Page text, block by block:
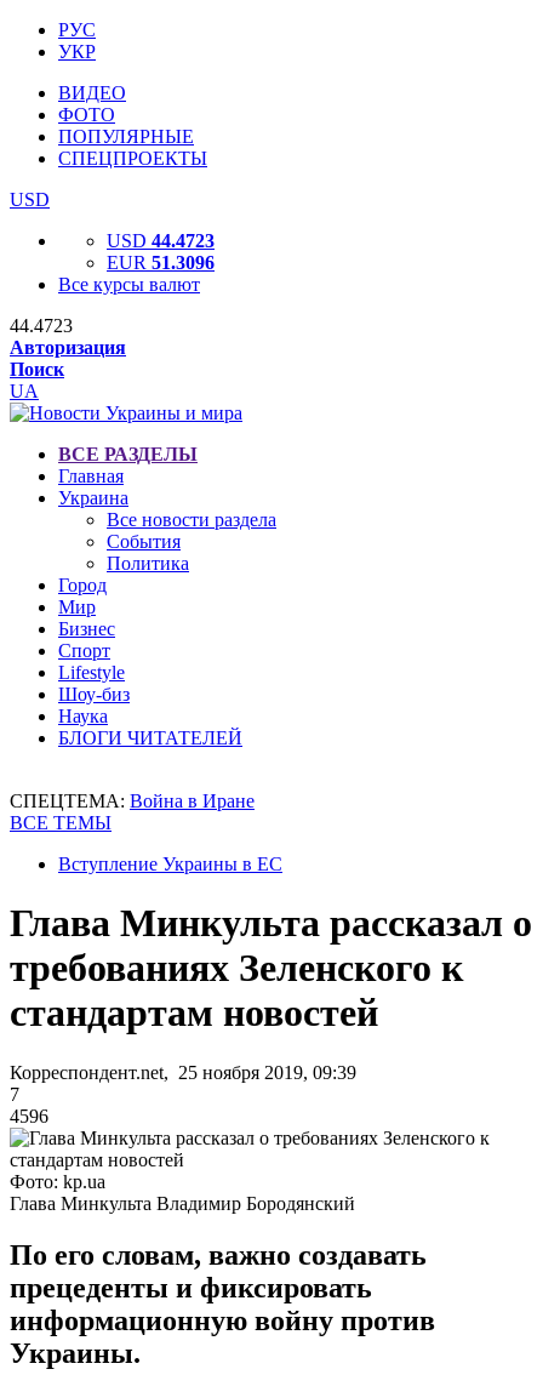
РУС
УКР
ВИДЕО
ФОТО
ПОПУЛЯРНЫЕ
СПЕЦПРОЕКТЫ
USD
USD 44.4723
EUR 51.3096
Все курсы валют
44.4723
Авторизация
Поиск
UA
ВСЕ РАЗДЕЛЫ
Главная
Украина
Все новости раздела
События
Политика
Город
Мир
Бизнес
Спорт
Lifestyle
Шоу-биз
Наука
БЛОГИ ЧИТАТЕЛЕЙ
СПЕЦТЕМА: Война в Иране
ВСЕ ТЕМЫ
Вступление Украины в ЕС
Глава Минкульта рассказал о
требованиях Зеленского к
стандартам новостей
Корреспондент.net, 25 ноября 2019, 09:39
7
4596
Фото: kp.ua
Глава Минкульта Владимир Бородянский
По его словам, важно создавать
прецеденты и фиксировать
информационную войну против
Украины.